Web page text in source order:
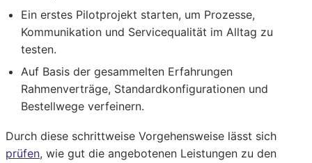
Ein erstes Pilotprojekt starten, um Prozesse,
Kommunikation und Servicequalität im Alltag zu
testen.
Auf Basis der gesammelten Erfahrungen
Rahmenverträge, Standardkonfigurationen und
Bestellwege verfeinern.
Durch diese schrittweise Vorgehensweise lässt sich
prüfen, wie gut die angebotenen Leistungen zu den